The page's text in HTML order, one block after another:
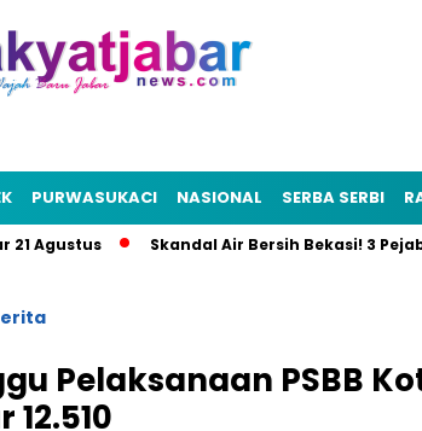
PURWASUKACI NASIONAL SERBA SERBI
Skandal Air Bersih Bekasi! 3 Pejabat
Pelaksanaan PSBB